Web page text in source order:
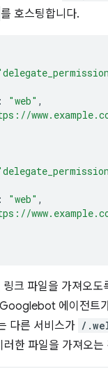
를 호스팅합니다.
: "web" ,
: "web" ,
크 파일을 가져오도
에이전트
다른 서비스가 /
한 파일을 가져오